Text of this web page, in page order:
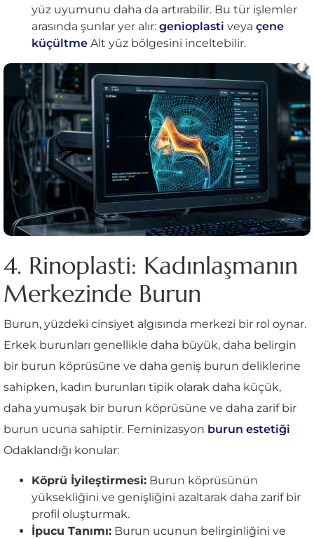
yüz uyumunu daha da artırabilir. Bu tür işlemler
arasında şunlar yer alır: genioplasti veya çene
küçültme Alt yüz bölgesini inceltebilir.
4. Rinoplasti: Kadınlaşmanın
Merkezinde Burun
Burun, yüzdeki cinsiyet algısında merkezi bir rol oynar.
Erkek burunları genellikle daha büyük, daha belirgin
bir burun köprüsüne ve daha geniş burun deliklerine
sahipken, kadın burunları tipik olarak daha küçük,
daha yumuşak bir burun köprüsüne ve daha zarif bir
burun ucuna sahiptir. Feminizasyon burun estetiği
Odaklandığı konular:
Köprü İyileştirmesi: Burun köprüsünün
yüksekliğini ve genişliğini azaltarak daha zarif bir
profil oluşturmak.
İpucu Tanımı: Burun ucunun belirginliğini ve